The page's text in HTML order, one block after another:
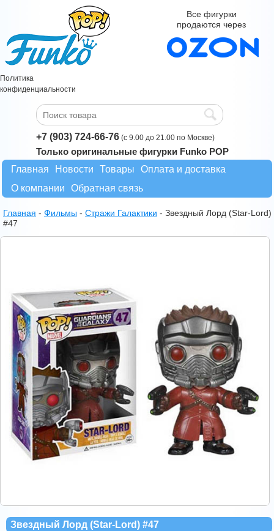
Политика
конфиденциальности
Все фигурки
продаются через
+7 (903) 724-66-76 (с 9.00 до 21.00 по Москве)
Только оригинальные фигурки Funko POP
Главная
Новости Товары
Оплата и доставка
О компании
Обратная связь
Главная - Фильмы - Стражи Галактики - Звездный Лорд (Star-Lord)
#47
Звездный Лорд (Star-Lord) #47